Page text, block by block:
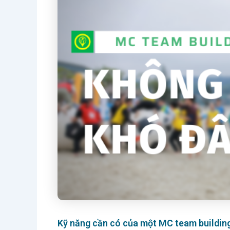
Kỹ năng cần có của một MC team